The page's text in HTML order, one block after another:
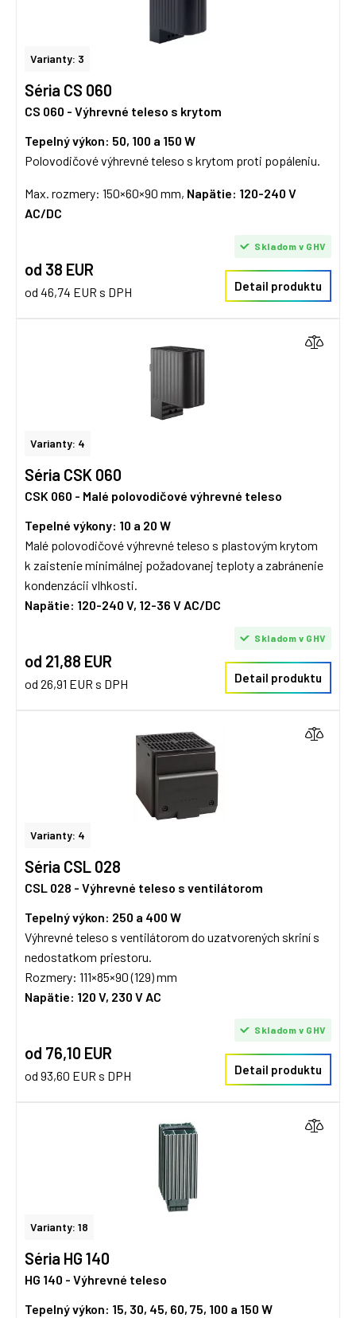
Varianty: 3
Séria CS 060
CS 060 - Výhrevné teleso s krytom
Tepelný výkon: 50, 100 a 150 W
Polovodičové výhrevné teleso s krytom proti popáleniu.
Max. rozmery: 150×60×90 mm, Napätie: 120-240 V
AC/DC
od 38 EUR
od 46,74 EUR s DPH
Skladom v GHV
Detail produktu
Varianty: 4
Séria CSK 060
CSK 060 - Malé polovodičové výhrevné teleso
Tepelné výkony: 10 a 20 W
Malé polovodičové výhrevné teleso s plastovým krytom
k zaistenie minimálnej požadovanej teploty a zabránenie
kondenzácii vlhkosti.
Napätie: 120-240 V, 12-36 V AC/DC
od 21,88 EUR
od 26,91 EUR s DPH
Skladom v GHV
Detail produktu
Varianty: 4
Séria CSL 028
CSL 028 - Výhrevné teleso s ventilátorom
Tepelný výkon: 250 a 400 W
Výhrevné teleso s ventilátorom do uzatvorených skriní s
nedostatkom priestoru.
Rozmery: 111×85×90 (129) mm
Napätie: 120 V, 230 V AC
od 76,10 EUR
od 93,60 EUR s DPH
Skladom v GHV
Detail produktu
Varianty: 18
Séria HG 140
HG 140 - Výhrevné teleso
Tepelný výkon: 15, 30, 45, 60, 75, 100 a 150 W